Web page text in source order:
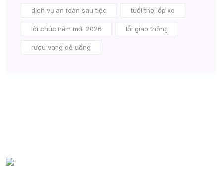
dịch vụ an toàn sau tiệc tuổi thọ lốp xe
lời chúc năm mới 2026 lỗi giao thông
rượu vang dễ uống